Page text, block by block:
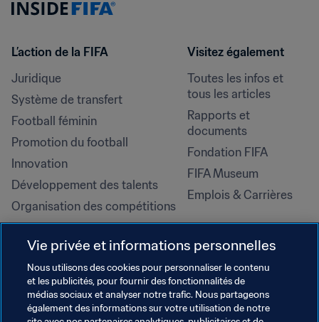
L’action de la FIFA
Juridique
Système de transfert
Football féminin
Promotion du football
Innovation
Développement des talents
Organisation des compétitions
Développement durable
Droits de l'homme et lutte contre
la discrimination
Santé et médical
Initiatives en matière de
Visitez également
Toutes les infos et
tous les articles
Rapports et
documents
Fondation FIFA
FIFA Museum
Emplois & Carrières
Vie privée et informations personnelles
Nous utilisons des cookies pour personnaliser le contenu
et les publicités, pour fournir des fonctionnalités de
médias sociaux et analyser notre trafic. Nous partageons
également des informations sur votre utilisation de notre